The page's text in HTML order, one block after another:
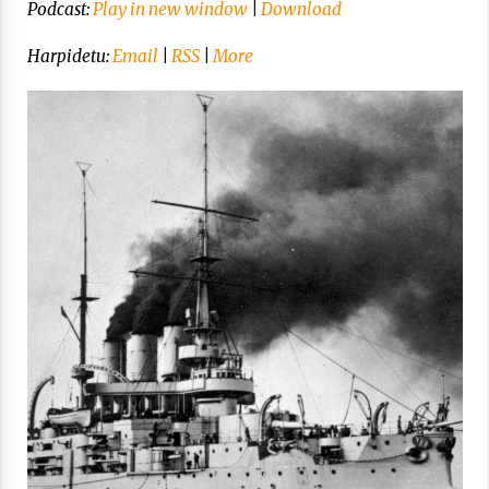
Arrosa sareko IX. topaketak!
Azaroak 6 Iurretan Arrosa sarearen
IX. topaketak
2021/10/04
Segura irratian Arrosaren 20 urteez
2021/07/22
Arrosari buruzko erreportaia
2021/07/16
Podcast:Play in new window| Download
Harpidetu:Email RSS|More